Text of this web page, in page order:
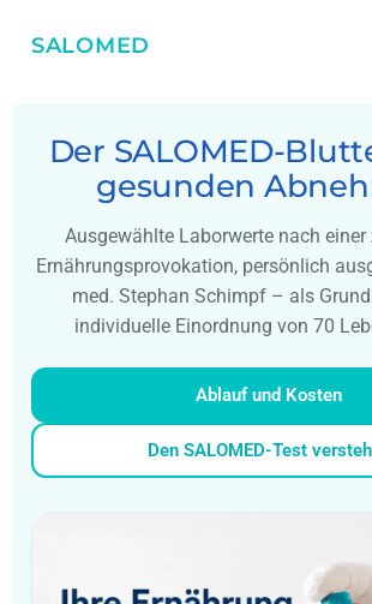
SALOMED
Der SALOMED-
gesunden
Ausgewählte Laborwerte nach
Ernährungsprovokation, persönlich
med. Stephan Schimpf – als
individuelle Einordnung von 70
Ablauf und Kosten
Den SALOMED-Test